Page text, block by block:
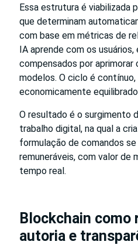
Essa estrutura é
que determinam
com base em métricas de
IA aprende com os
compensados por aprimorar
modelos. O ciclo é
economicamente
O resultado é o surgimento
trabalho digital, na qual a
formulação de comandos
remuneráveis, com valor de
tempo real.
Blockchain como
autoria e